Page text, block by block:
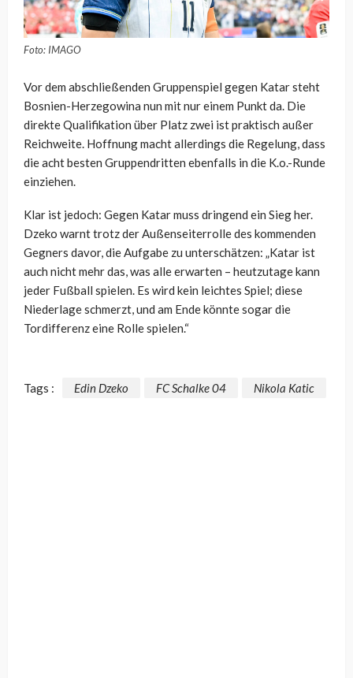
Foto: IMAGO
Vor dem abschließenden Gruppenspiel gegen Katar steht
Bosnien-Herzegowina nun mit nur einem Punkt da. Die
direkte Qualifikation über Platz zwei ist praktisch außer
Reichweite. Hoffnung macht allerdings die Regelung, dass
die acht besten Gruppendritten ebenfalls in die K.o.-Runde
einziehen.
Klar ist jedoch: Gegen Katar muss dringend ein Sieg her.
Dzeko warnt trotz der Außenseiterrolle des kommenden
Gegners davor, die Aufgabe zu unterschätzen: „Katar ist
auch nicht mehr das, was alle erwarten – heutzutage kann
jeder Fußball spielen. Es wird kein leichtes Spiel; diese
Niederlage schmerzt, und am Ende könnte sogar die
Tordifferenz eine Rolle spielen.“
Tags : Edin Dzeko FC Schalke 04 Nikola Katic